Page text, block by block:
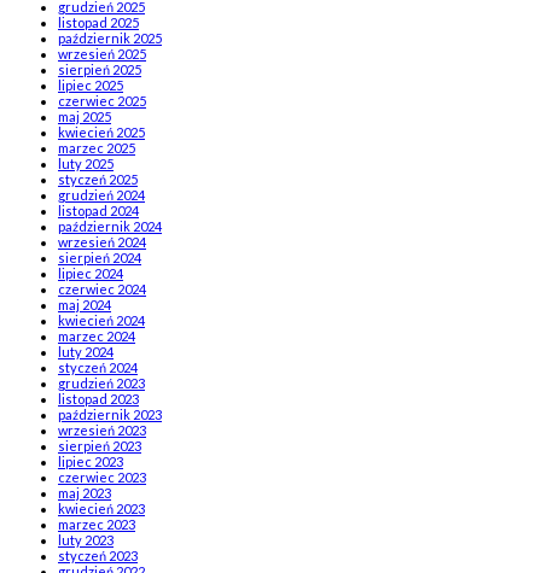
grudzień 2025
listopad 2025
październik 2025
wrzesień 2025
sierpień 2025
lipiec 2025
czerwiec 2025
maj 2025
kwiecień 2025
marzec 2025
luty 2025
styczeń 2025
grudzień 2024
listopad 2024
październik 2024
wrzesień 2024
sierpień 2024
lipiec 2024
czerwiec 2024
maj 2024
kwiecień 2024
marzec 2024
luty 2024
styczeń 2024
grudzień 2023
listopad 2023
październik 2023
wrzesień 2023
sierpień 2023
lipiec 2023
czerwiec 2023
maj 2023
kwiecień 2023
marzec 2023
luty 2023
styczeń 2023